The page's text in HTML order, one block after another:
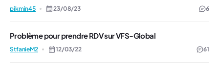
pikmin45 23/08/23 6
Problème pour prendre RDV sur VFS-Global
StfanieM2 12/03/22 61